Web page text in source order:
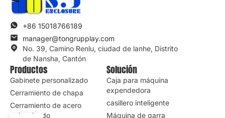
+86 15018766189
manager@tongrupplay.com
No. 39, Camino Renlu, ciudad de lanhe, Distrito
de Nansha, Cantón
Productos
Gabinete personalizado
Cerramiento de chapa
Cerramiento de acero
galvanizado
Solución
Caja para máquina
expendedora
casillero inteligente
Máquina de garra